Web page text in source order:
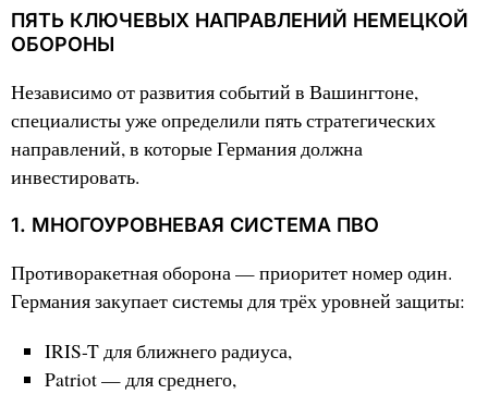
ПЯТЬ КЛЮЧЕВЫХ НАПРАВЛЕНИЙ НЕМЕЦКОЙ
ОБОРОНЫ
Независимо от развития событий в Вашингтоне,
специалисты уже определили пять стратегических
направлений, в которые Германия должна
инвестировать.
1. МНОГОУРОВНЕВАЯ СИСТЕМА ПВО
Противоракетная оборона — приоритет номер один.
Германия закупает системы для трёх уровней защиты:
IRIS-T для ближнего радиуса,
Patriot — для среднего,